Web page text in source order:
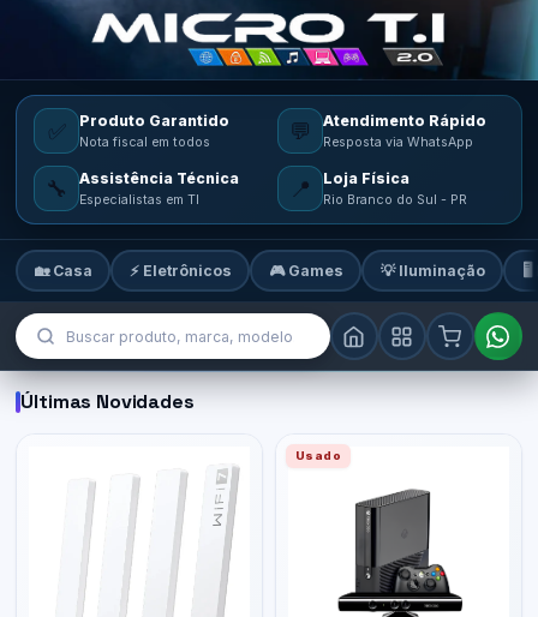
✅ Produto Garantido
Nota fiscal em todos 💬 Atendimento Rápido
Resposta via WhatsApp
🔧 Assistência Técnica
Especialistas em TI 📍 Loja Física
Rio Branco do Sul - PR
🏡 Casa ⚡ Eletrônicos 🎮 Games 💡 Iluminação 🖥️
MicroTi — Sua loja de
Últimas Novidades
Usado